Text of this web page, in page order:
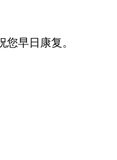
早日康复。